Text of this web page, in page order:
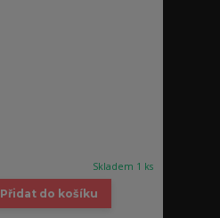
Skladem 1 ks
Přidat do košíku